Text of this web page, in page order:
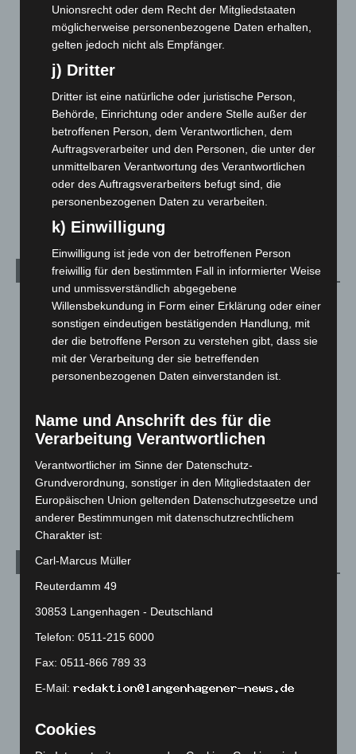
7. August 2026
Brand im „Haus der Begegnung“ in Neuwarmbüchen schnell
6. August 2026
Region Hannover: 21 neue Notfallsanitäter starten beim
Roten Kreuz
Mann läuft mit Hockeyschläger über A7 – Polizei sucht
Zeugen
5. August 2026
Kategorien
Blaulicht
2.799
Corona-News
Hannover und Region
Langenhagen und Ortsteile
Menschen
Über uns
Veranstaltungen
Welt
1.272
Archiv
(73)
Juni 2026 (139)
Mai 2026(99)
April 2026(99)
Unionsrecht oder dem Recht der Mitgliedstaaten
möglicherweise personenbezogene Daten erhalten,
gelten jedoch nicht als Empfänger.
j) Dritter
Dritter ist eine natürliche oder juristische Person,
Behörde, Einrichtung oder andere Stelle außer der
betroffenen Person, dem Verantwortlichen, dem
Auftragsverarbeiter und den Personen, die unter der
unmittelbaren Verantwortung des Verantwortlichen
oder des Auftragsverarbeiters befugt sind, die
personenbezogenen Daten zu verarbeiten.
k) Einwilligung
Einwilligung ist jede von der betroffenen Person
freiwillig für den bestimmten Fall in informierter Weise
und unmissverständlich abgegebene
Willensbekundung in Form einer Erklärung oder einer
sonstigen eindeutigen bestätigenden Handlung, mit
der die betroffene Person zu verstehen gibt, dass sie
mit der Verarbeitung der sie betreffenden
personenbezogenen Daten einverstanden ist.
Name und Anschrift des für die
Verarbeitung Verantwortlichen
Verantwortlicher im Sinne der Datenschutz-
Grundverordnung, sonstiger in den Mitgliedstaaten der
Europäischen Union geltenden Datenschutzgesetze und
anderer Bestimmungen mit datenschutzrechtlichem
Charakter ist:
Carl-Marcus Müller
Reuterdamm 49
30853 Langenhagen - Deutschland
Telefon: 0511-215 6000
Fax: 0511-866 789 33
E-Mail:
Cookies